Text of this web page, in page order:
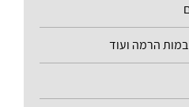
הרמה ועוד